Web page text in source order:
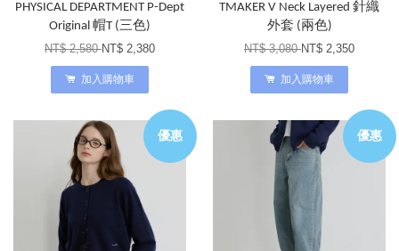
PHYSICAL DEPARTMENT P-Dept
Original 帽T (三色)
NT$ 2,580NT$ 2,380
加入購物車
TMAKER V Neck Layered 針織
外套 (兩色)
NT$ 3,080NT$ 2,350
加入購物車
優惠 優惠